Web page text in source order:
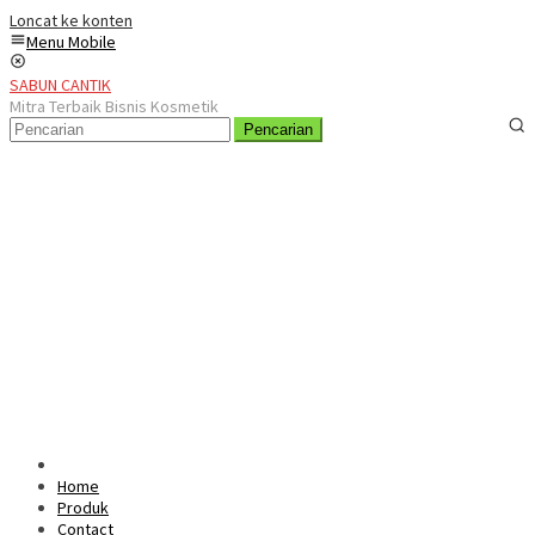
Loncat ke konten
Menu Mobile
SABUN CANTIK
Mitra Terbaik Bisnis Kosmetik
Pencarian
Home
Produk
Contact